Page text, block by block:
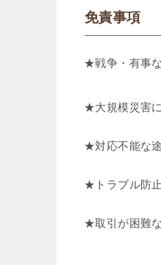
免責事項
★戦争・有事
★大規模災害
★対応不能な
★トラブル防
★取引が困難